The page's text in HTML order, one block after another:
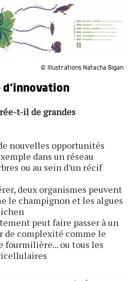
© Illustrations Natacha Bigan
d’innovation
t-il de grandes
nouvelles opportunités
dans un réseau
ou au sein d’un récif
deux organismes peuvent
le champignon et les algues
peut faire passer à un
de complexité comme le
fourmilière... ou tous les